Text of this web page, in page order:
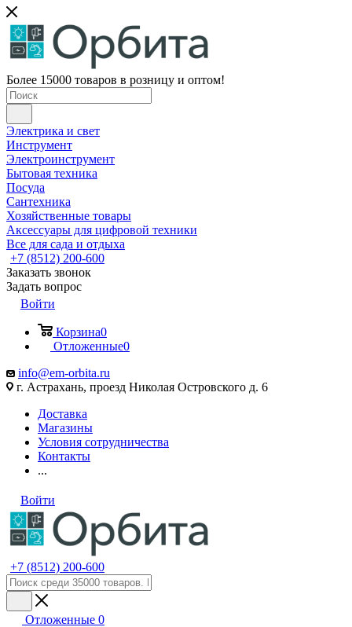
Более 15000 товаров в розницу и оптом!
Электрика и свет
Инструмент
Электроинструмент
Бытовая техника
Посуда
Сантехника
Хозяйственные товары
Аксессуары для цифровой техники
Все для сада и отдыха
+7 (8512) 200-600
Заказать звонок
Задать вопрос
Войти
Корзина0
Отложенные0
info@em-orbita.ru
г. Астрахань, проезд Николая Островского д. 6
Доставка
Магазины
Условия сотрудничества
Контакты
...
Войти
+7 (8512) 200-600
Отложенные 0